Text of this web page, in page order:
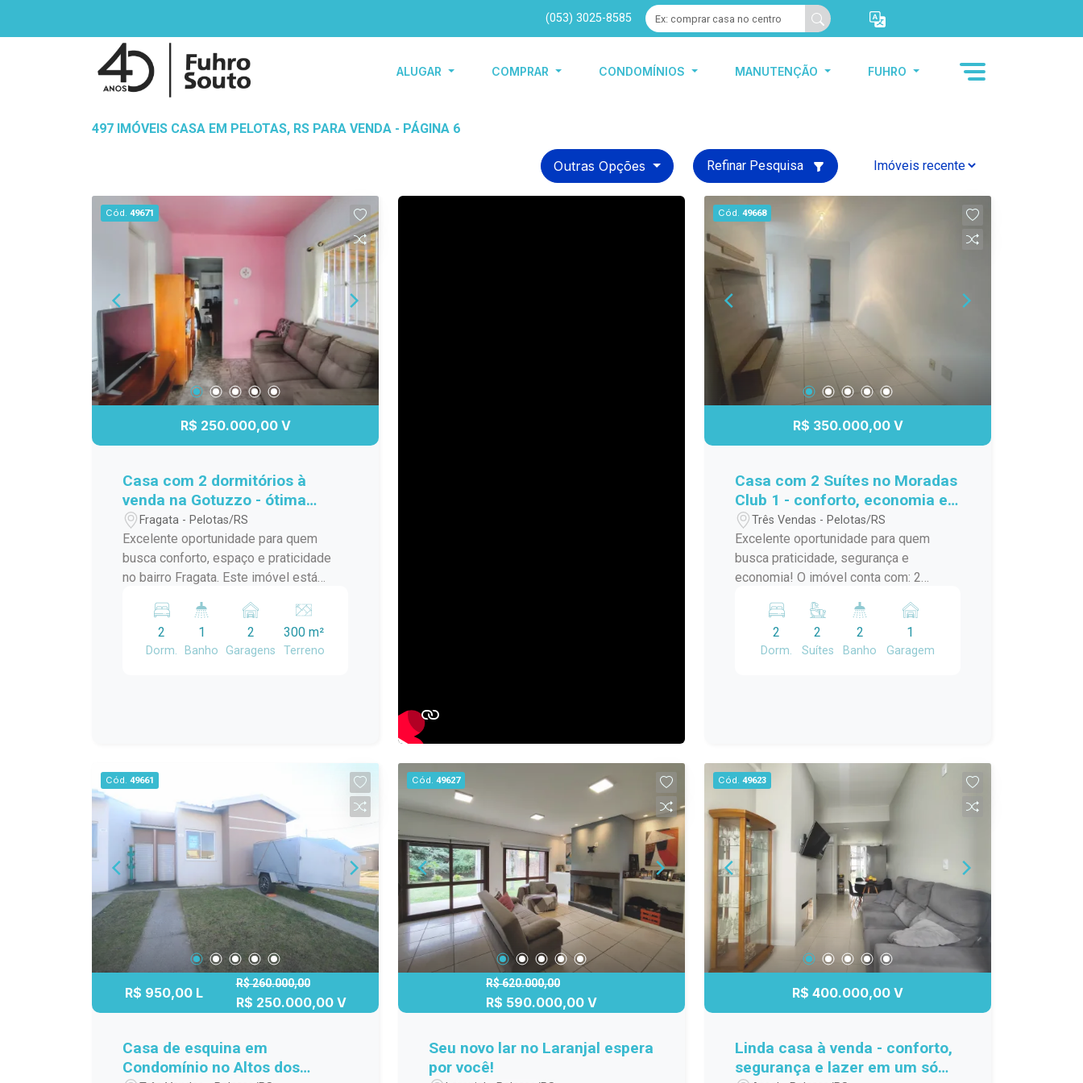
(053) 3025-8585
ALUGAR COMPRAR CONDOMÍNIOS MANUTENÇÃO FUHRO
497 IMÓVEIS CASA EM PELOTAS, RS PARA VENDA - PÁGINA 6
Outras Opções Refinar Pesquisa
Cód. 49671
R$ 250.000,00 V
Casa com 2 dormitórios à
venda na Gotuzzo - ótima
localização com pátio amplo.
Fragata - Pelotas/RS
Excelente oportunidade para quem
busca conforto, espaço e praticidade
no bairro Fragata. Este imóvel está
Avenida Duque de Caxias, em uma
região com fácil acesso a comércios,
serviços e transporte. A casa conta
como ampliação, área de lazer ou
espaço para pets. Uma opção perfeita
para quem valoriza espaço externo e
uma localização estratégica. Entre em
contato para mais informações ou
agende uma visita.
2
Dorm.
1
Banho
2
Garagens
300 m²
Terreno
Cód. 49668
R$ 350.000,00 V
Casa com 2 Suítes no Moradas
Club 1 - conforto, economia e
qualidade de vida
Três Vendas - Pelotas/RS
Excelente oportunidade para quem
busca praticidade, segurança e
economia! O imóvel conta com: 2
privacidade Sala e cozinha integradas,
proporcionando um ambiente funcional
Ambientes bem distribuídos, com
oferece infraestrutura completa,
segurança e áreas de lazer para toda a
família. Ideal para quem deseja viver
com tranquilidade, conforto e ainda
reduzir custos no dia a dia. Entre em
contato e agende sua visita!
2
Dorm.
2
Suítes
2
Banho
1
Garagem
Cód. 49661
R$ 950,00 L
R$ 260.000,00
R$ 250.000,00 V
Casa de esquina em
Condomínio no Altos dos
Cód. 49627
R$ 620.000,00
R$ 590.000,00 V
Seu novo lar no Laranjal espera
por você!
Cód. 49623
R$ 400.000,00 V
Linda casa à venda - conforto,
segurança e lazer em um só